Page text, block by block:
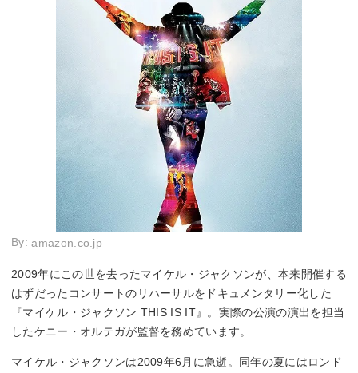
By:amazon.co.jp
2009年にこの世を去ったマイケル・ジャクソンが、本来開催する
はずだったコンサートのリハーサルをドキュメンタリー化した
『マイケル・ジャクソン THIS IS IT』。実際の公演の演出を担当
したケニー・オルテガが監督を務めています。
マイケル・ジャクソンは2009年6月に急逝。同年の夏にはロンド